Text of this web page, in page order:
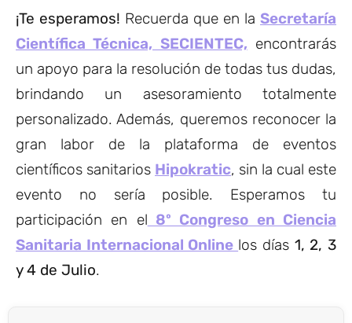
¡Te esperamos! Recuerda que en la Secretaría
Científica Técnica, SECIENTEC, encontrarás
un apoyo para la resolución de todas tus dudas,
brindando un asesoramiento totalmente
personalizado. Además, queremos reconocer la
gran labor de la plataforma de eventos
científicos sanitarios Hipokratic, sin la cual este
evento no sería posible. Esperamos tu
participación en el 8º Congreso en Ciencia
Sanitaria Internacional Online los días 1, 2, 3
y 4 de Julio.